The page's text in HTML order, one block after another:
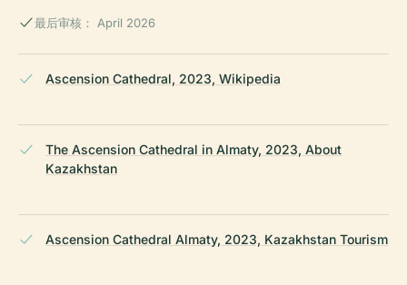
最后审核： April 2026
Ascension Cathedral, 2023, Wikipedia
The Ascension Cathedral in Almaty, 2023, About
Kazakhstan
Ascension Cathedral Almaty, 2023, Kazakhstan Tourism